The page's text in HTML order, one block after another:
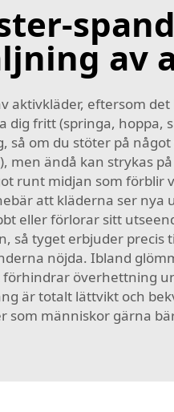
av
aktivkläder, eftersom
fritt (springa,
så om du stöter på
ändå kan strykas
runt midjan som förblir
att kläderna ser
eller förlorar sitt
så tyget erbjuder
nöjda. Ibland
överhettning
är totalt lättvikt och
som människor gärna